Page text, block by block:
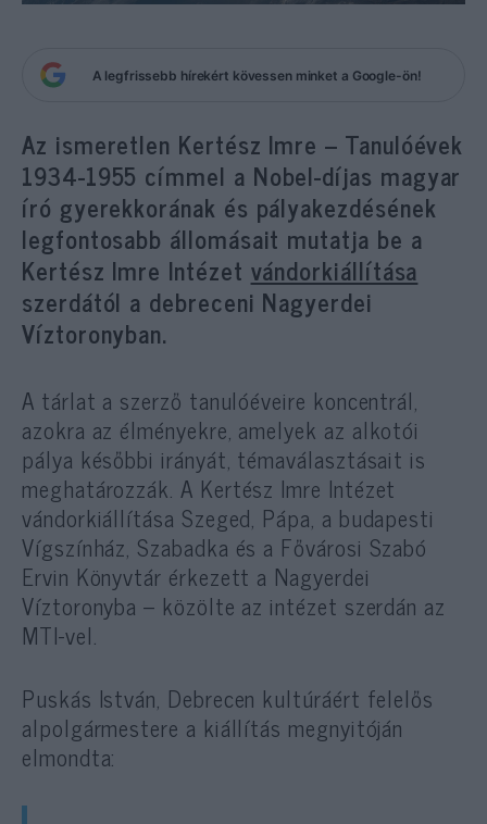
A legfrissebb hírekért kövessen minket a Google-ön!
Az ismeretlen Kertész Imre – Tanulóévek
1934-1955 címmel a Nobel-díjas magyar
író gyerekkorának és pályakezdésének
legfontosabb állomásait mutatja be a
Kertész Imre Intézet vándorkiállítása
szerdától a debreceni Nagyerdei
Víztoronyban.
A tárlat a szerző tanulóéveire koncentrál,
azokra az élményekre, amelyek az alkotói
pálya későbbi irányát, témaválasztásait is
meghatározzák. A Kertész Imre Intézet
vándorkiállítása Szeged, Pápa, a budapesti
Vígszínház, Szabadka és a Fővárosi Szabó
Ervin Könyvtár érkezett a Nagyerdei
Víztoronyba – közölte az intézet szerdán az
MTI-vel.
Puskás István, Debrecen kultúráért felelős
alpolgármestere a kiállítás megnyitóján
elmondta: